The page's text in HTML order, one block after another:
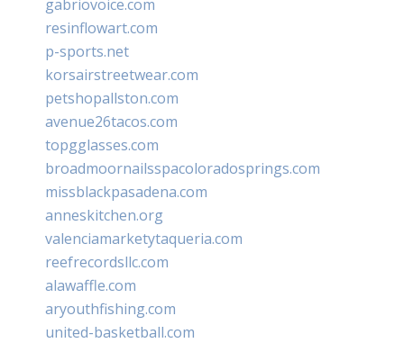
gabriovoice.com
resinflowart.com
p-sports.net
korsairstreetwear.com
petshopallston.com
avenue26tacos.com
topgglasses.com
broadmoornailsspacoloradosprings.com
missblackpasadena.com
anneskitchen.org
valenciamarketytaqueria.com
reefrecordsllc.com
alawaffle.com
aryouthfishing.com
united-basketball.com